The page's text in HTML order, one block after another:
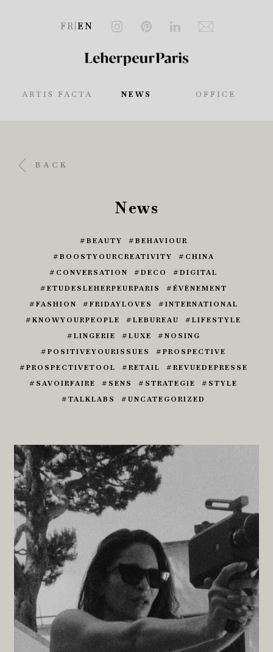
FR EN
NEWS OFFICE
ARTIS FACTA
BACK
News
BEAUTY
BEHAVIOUR
BOOSTYOURCREATIVITY
CHINA
CONVERSATION
DECO
DIGITAL
ETUDESLEHERPEURPARIS
ÉVÈNEMENT
FASHION
FRIDAYLOVES
INTERNATIONAL
KNOWYOURPEOPLE
LEBUREAU
LIFESTYLE
LINGERIE
LUXE
NOSING
POSITIVEYOURISSUES
PROSPECTIVE
PROSPECTIVETOOL
RETAIL
REVUEDEPRESSE
SAVOIRFAIRE
SENS STRATEGIE
STYLE
TALKLABS
UNCATEGORIZED